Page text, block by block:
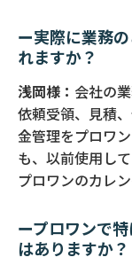
ー実際に業務
れますか？
浅岡様： 会社の
依頼受領、見積
金管理をプロワ
も、以前使用し
プロワンのカレ
ープロワンで
はありますか？